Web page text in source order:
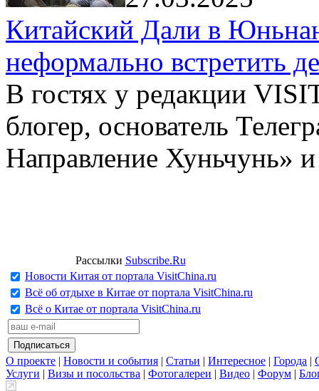
Китайский Дали в
неформально встретить
В гостях у редакции
блогер, основатель
Направление Хуньчунь»
Рассылки Subscribe.Ru
Новости Китая от портала VisitChina.ru
Всё об отдыхе в Китае от портала VisitChina.ru
Всё о Китае от портала VisitChina.ru
О проекте | Новости и события | Статьи | Интересное | Города |
Услуги | Визы и посольства | Фотогалереи | Видео | Форум |